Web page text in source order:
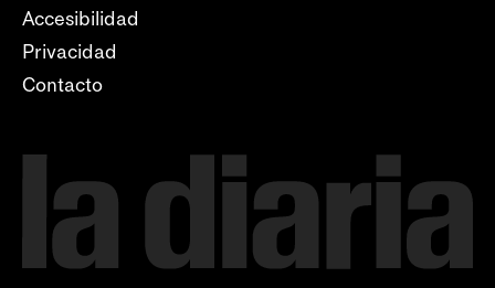
Accesibilidad
Privacidad
Contacto